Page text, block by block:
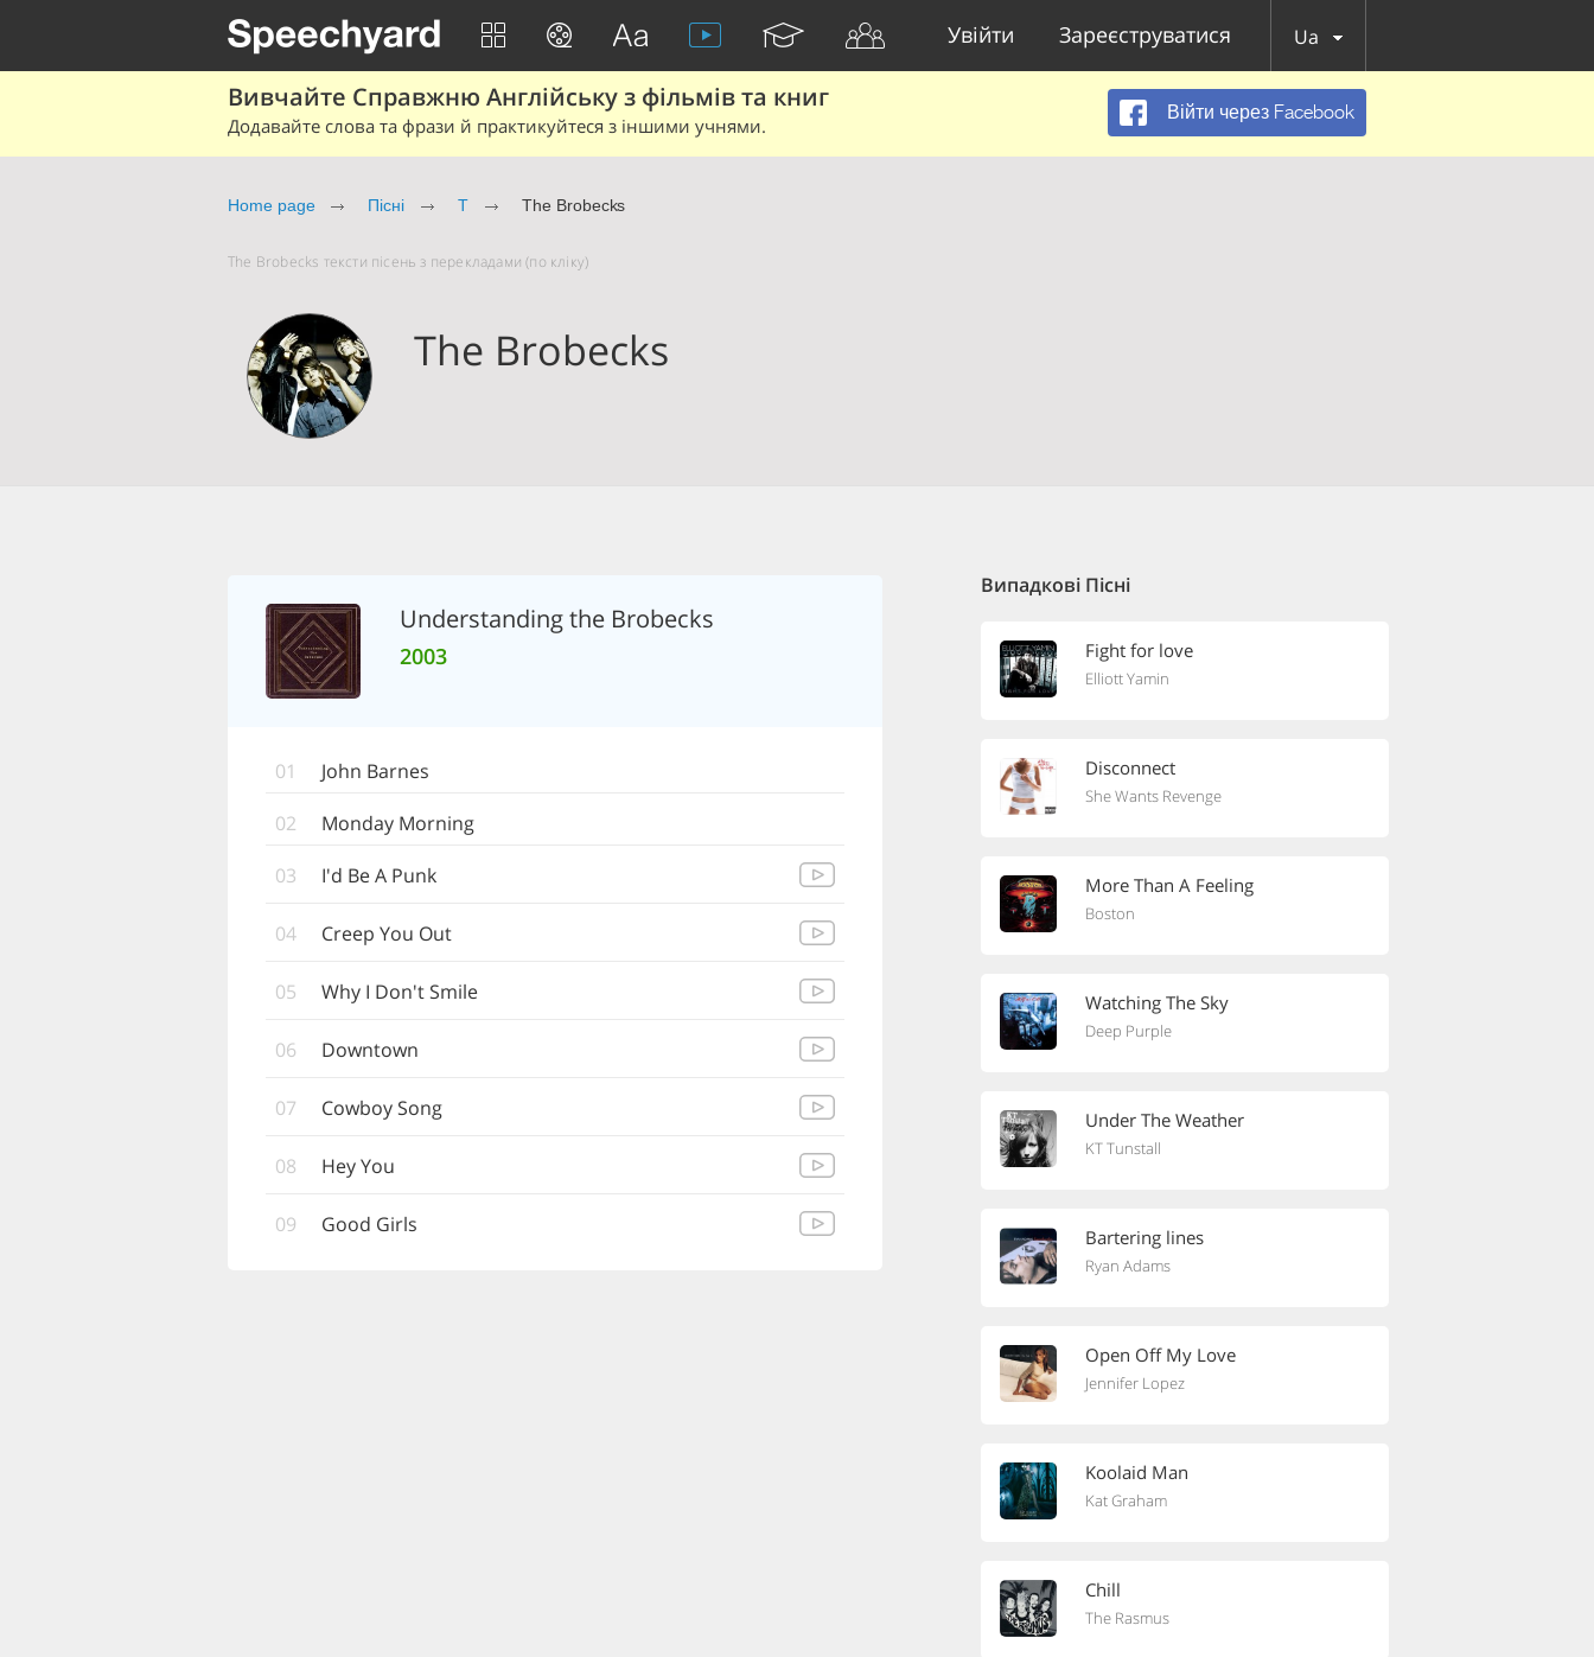
Увійти Зареєструватися Ua
Вивчайте Справжню Англійську з фільмів та книг
Додавайте слова та фрази й практикуйтеся з іншими учнями.
Війти через Facebook
Home page Пісні T The Brobecks
The Brobecks тексти пісень з перекладами (по кліку)
The Brobecks
Understanding the Brobecks
2003
01
John Barnes
02
Monday Morning
03
I'd Be A Punk
04 Creep You Out
05 Why I Don't Smile
06 Downtown
07 Cowboy Song
08 Hey You
09 Good Girls
Випадкові Пісні
Fight for love
Elliott Yamin
Disconnect
She Wants Revenge
More Than A Feeling
Boston
Watching The Sky
Deep Purple
Under The Weather
KT Tunstall
Bartering lines
Ryan Adams
Open Off My Love
Jennifer Lopez
Koolaid Man
Kat Graham
Chill
The Rasmus